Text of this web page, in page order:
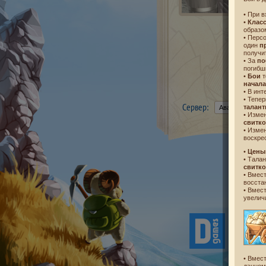
Сервер:
• При
•
•
один
• За
• Бои
начала
• В
•
•
•
• Цены
•
•
•
•